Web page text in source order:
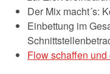
Der Mix macht´s:
Einbettung im
Flow schaffen